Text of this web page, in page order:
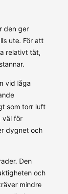
den ger
ute. För att
relativt tät,
vid låga
som torr luft
väl för
dygnet och
Den
och
mindre